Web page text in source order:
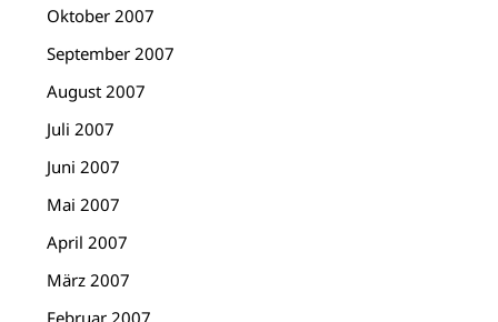
Oktober 2007
September 2007
August 2007
Juli 2007
Juni 2007
Mai 2007
April 2007
März 2007